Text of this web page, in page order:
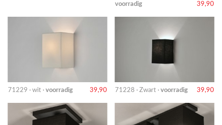
voorradig
39,90
71229 · wit · voorradig 39,90 71228 · Zwart · voorradig 39,90